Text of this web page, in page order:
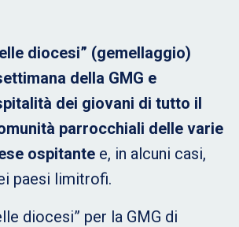
diocesi” (gemellaggio)
della GMG e
dei giovani di tutto il
parrocchiali delle varie
ospitante e, in alcuni casi,
paesi limitrofi.
diocesi” per la GMG di